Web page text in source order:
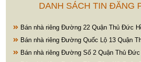
DANH SÁCH TIN ĐĂNG
Bán nhà riêng Đường 22 Quận Thủ Đức
Bán nhà riêng Đường Quốc Lộ 13 Quận
Bán nhà riêng Đường Số 2 Quận Thủ